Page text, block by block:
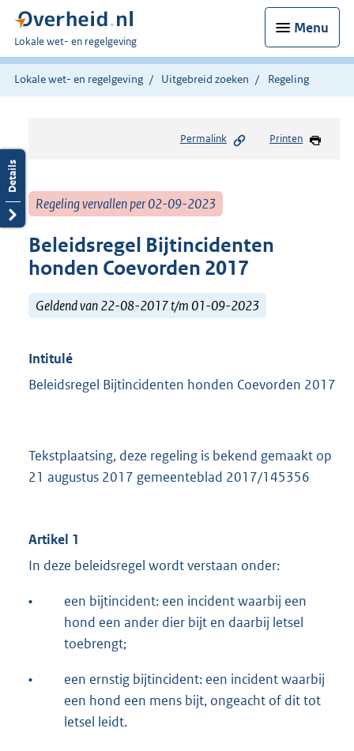
Menu
U
bent
hier:
Lokale wet- en regelgeving
Lokale wet- en regelgeving Uitgebreid zoeken Regeling
Permalink Printen
Regeling vervallen per 02-09-2023
Beleidsregel Bijtincidenten
honden Coevorden 2017
Geldend van 22-08-2017 t/m 01-09-2023
Intitulé
Beleidsregel Bijtincidenten honden Coevorden 2017
Tekstplaatsing, deze regeling is bekend gemaakt op
21 augustus 2017 gemeenteblad 2017/145356
Artikel 1
In deze beleidsregel wordt verstaan onder:
•
een bijtincident: een incident waarbij een
hond een ander dier bijt en daarbij letsel
toebrengt;
•
een ernstig bijtincident: een incident waarbij
een hond een mens bijt, ongeacht of dit tot
letsel leidt.